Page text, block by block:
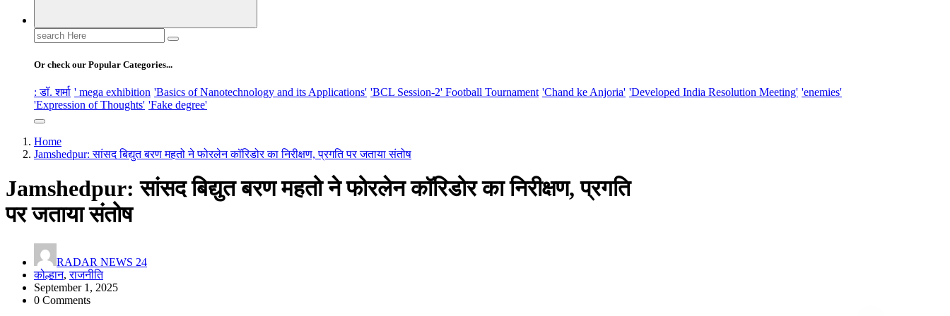
Search
for:
Or check our Popular Categories...
: डॉ. शर्मा ' mega exhibition 'Basics of Nanotechnology and its Applications' 'BCL Session-2' Football Tournament 'Chand ke Anjoria' 'Developed India Resolution Meeting' 'enemies'
'Expression of Thoughts' 'Fake degree'
Home
Jamshedpur: सांसद बिद्युत बरण महतो ने फोरलेन कॉरिडोर का निरीक्षण, प्रगति पर जताया संतोष
Jamshedpur: सांसद बिद्युत बरण महतो ने फोरलेन कॉरिडोर का निरीक्षण, प्रगति
पर जताया संतोष
RADAR NEWS 24
कोल्हान,राजनीति
September 1, 2025
0 Comments